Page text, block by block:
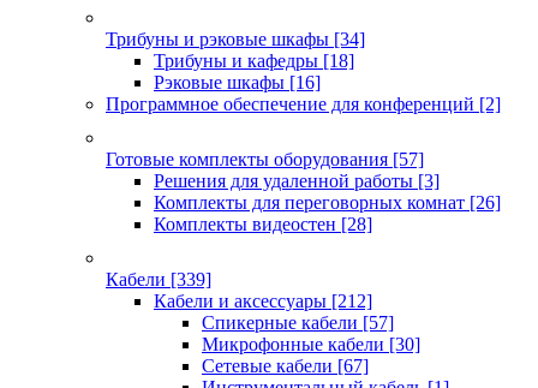
Трибуны и рэковые шкафы [34]
Трибуны и кафедры [18]
Рэковые шкафы [16]
Программное обеспечение для конференций [2]
Готовые комплекты оборудования [57]
Решения для удаленной работы [3]
Комплекты для переговорных комнат [26]
Комплекты видеостен [28]
Кабели [339]
Кабели и аксессуары [212]
Спикерные кабели [57]
Микрофонные кабели [30]
Сетевые кабели [67]